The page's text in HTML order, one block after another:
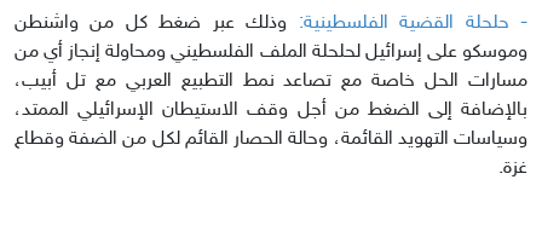
- حلحلة القضية الفلسطينية: وذلك عبر ضغط كل من واشنطن
وموسكو على إسرائيل لحلحلة الملف الفلسطيني ومحاولة إنجاز أي من
مسارات الحل خاصة مع تصاعد نمط التطبيع العربي مع تل أبيب،
بالإضافة إلى الضغط من أجل وقف الاستيطان الإسرائيلي الممتد،
وسياسات التهويد القائمة، وحالة الحصار القائم لكل من الضفة وقطاع
غزة.